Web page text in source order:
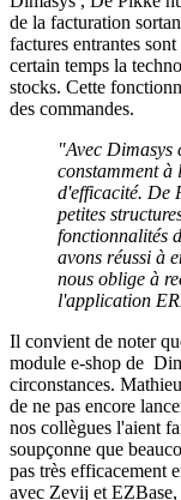
de la facturation
factures entrantes
certain temps la
stocks. Cette
des commandes.
"Avec Dimasys
constamment à
d'efficacité. De
petites
fonctionnalités
avons réussi à
nous oblige à
l'application
Il convient de noter
module e-shop de
circonstances.
de ne pas encore
nos collègues l'aient
soupçonne que
pas très efficacement
avec Zevij et